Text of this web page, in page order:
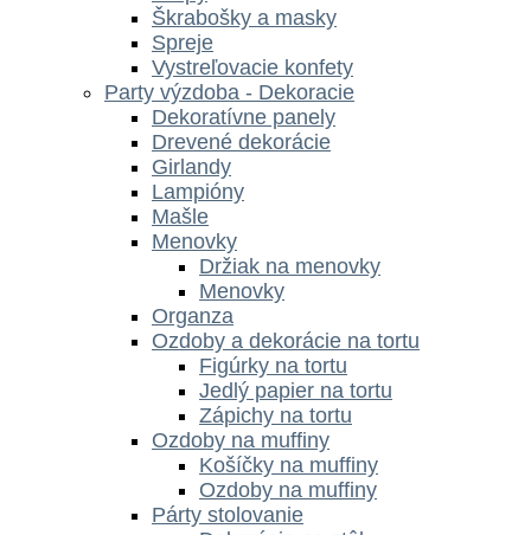
Škrabošky a masky
Spreje
Vystreľovacie konfety
Party výzdoba - Dekoracie
Dekoratívne panely
Drevené dekorácie
Girlandy
Lampióny
Mašle
Menovky
Držiak na menovky
Menovky
Organza
Ozdoby a dekorácie na tortu
Figúrky na tortu
Jedlý papier na tortu
Zápichy na tortu
Ozdoby na muffiny
Košíčky na muffiny
Ozdoby na muffiny
Párty stolovanie